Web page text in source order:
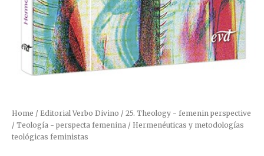
Home / Editorial Verbo Divino / 25. Theology - femenin perspective
/ Teología - perspecta femenina / Hermenéuticas y metodologías
teológicas feministas